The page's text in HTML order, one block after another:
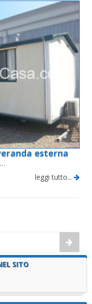
esterna
leggi tutto...
SITO